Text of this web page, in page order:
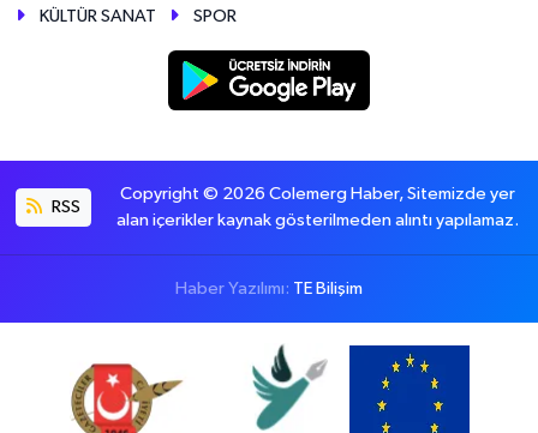
KÜLTÜR SANAT
SPOR
RSS
Copyright © 2026 Colemerg Haber, Sitemizde yer
alan içerikler kaynak gösterilmeden alıntı yapılamaz.
Haber Yazılımı: TE Bilişim